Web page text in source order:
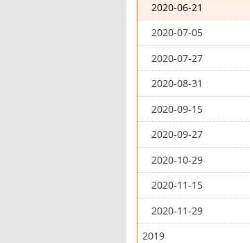
2020-06-21
2020-07-05
2020-07-27
2020-08-31
2020-09-15
2020-09-27
2020-10-29
2020-11-15
2020-11-29
2019